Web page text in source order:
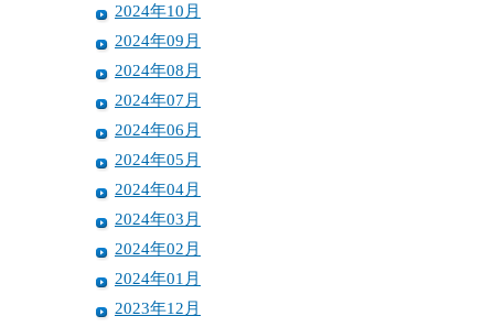
2024年10月
2024年09月
2024年08月
2024年07月
2024年06月
2024年05月
2024年04月
2024年03月
2024年02月
2024年01月
2023年12月